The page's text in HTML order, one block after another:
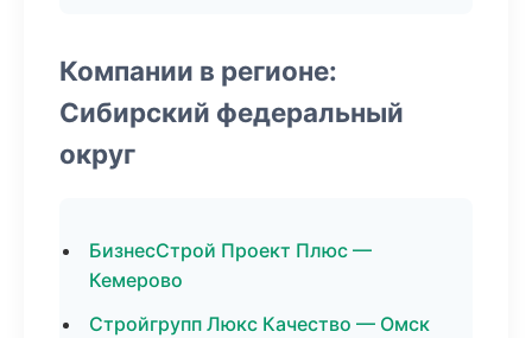
Компании в регионе:
Сибирский федеральный
округ
БизнесСтрой Проект Плюс —
Кемерово
Стройгрупп Люкс Качество — Омск